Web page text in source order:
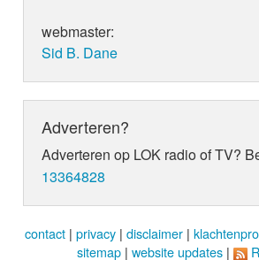
webmaster:
Sid B. Dane
Adverteren?
Adverteren op LOK radio of TV?
13364828
contact | privacy | disclaimer |
sitemap | website updates |